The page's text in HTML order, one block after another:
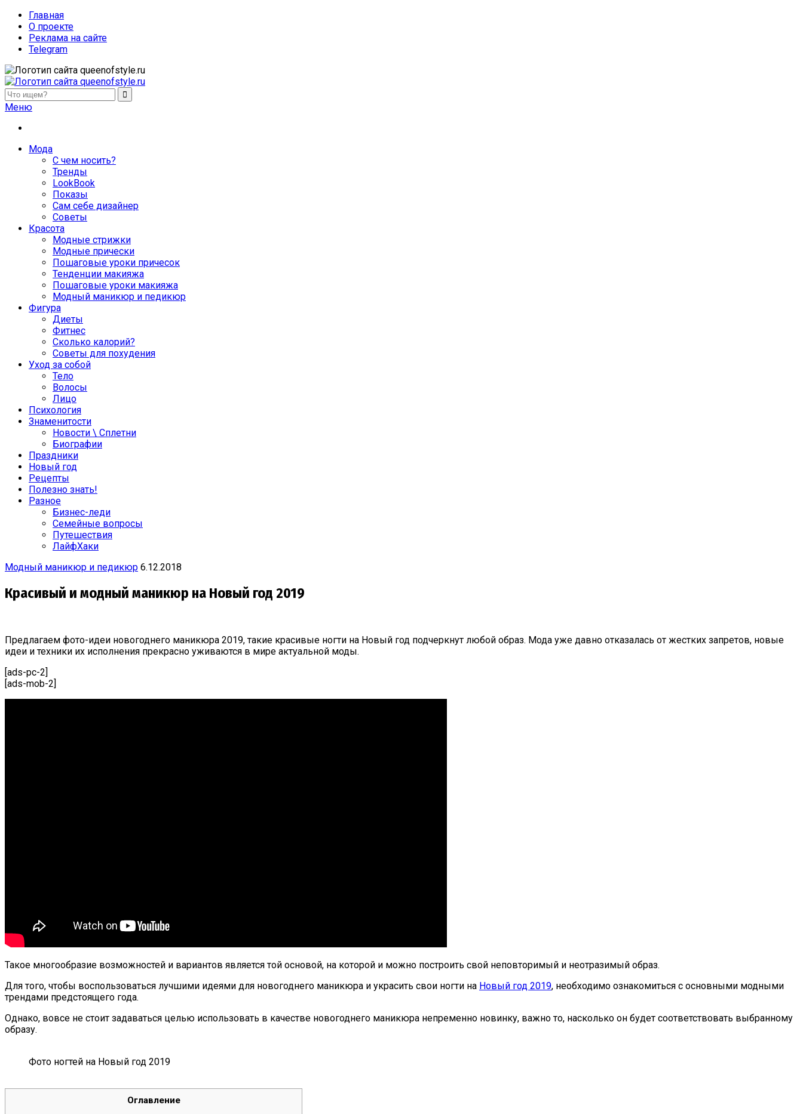
Главная
О проекте
Реклама на сайте
Telegram
queenofstyle.ru
Женский сайт о моде и красоте. Истории преображения и похудения, отзывы о процедурах и косметике
Меню
Мода
С чем носить?
Тренды
LookBook
Показы
Сам себе дизайнер
Советы
Красота
Модные стрижки
Модные прически
Пошаговые уроки причесок
Тенденции макияжа
Пошаговые уроки макияжа
Модный маникюр и педикюр
Фигура
Диеты
Фитнес
Сколько калорий?
Советы для похудения
Уход за собой
Тело
Волосы
Лицо
Психология
Знаменитости
Новости \ Сплетни
Биографии
Праздники
Новый год
Рецепты
Полезно знать!
Разное
Бизнес-леди
Семейные вопросы
Путешествия
ЛайфХаки
Модный маникюр и педикюр 6.12.2018
Красивый и модный маникюр на Новый год 2019
Предлагаем фото-идеи новогоднего маникюра 2019, такие красивые ногти на Новый год подчеркнут любой образ. Мода уже давно отказалась от жестких запретов, новые
идеи и техники их исполнения прекрасно уживаются в мире актуальной моды.
[ads-pc-2]
[ads-mob-2]
Такое многообразие возможностей и вариантов является той основой, на которой и можно построить свой неповторимый и неотразимый образ.
Для того, чтобы воспользоваться лучшими идеями для новогоднего маникюра и украсить свои ногти на Новый год 2019, необходимо ознакомиться с основными модными
трендами предстоящего года.
Однако, вовсе не стоит задаваться целью использовать в качестве новогоднего маникюра непременно новинку, важно то, насколько он будет соответствовать выбранному
образу.
Фото ногтей на Новый год 2019
Оглавление